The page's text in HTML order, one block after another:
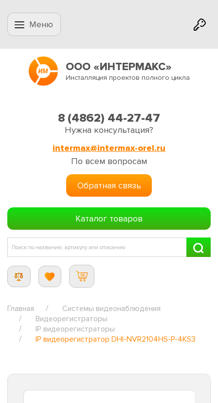
Меню
ООО «ИНТЕРМАКС»
Инсталляция проектов полного цикла
8 (4862) 44-27-47
Нужна консультация?
intermax@intermax-orel.ru
По всем вопросам
Обратная связь
Каталог товаров
Главная
Системы видеонаблюдения
Видеорегистраторы
IP видеорегистраторы
IP видеорегистратор DHI-NVR2104HS-P-4KS3